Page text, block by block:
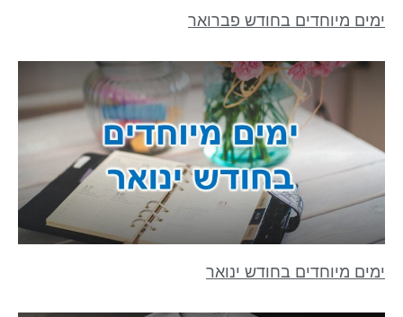
ימים מיוחדים בחודש פברואר
ימים מיוחדים בחודש ינואר